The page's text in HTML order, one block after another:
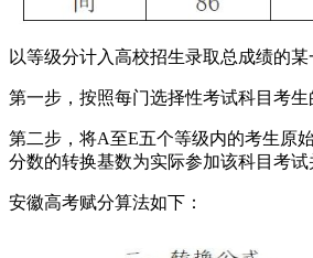
以等级分计入高校招生录取总成绩的
第一步，按照每门选择性考试科目考
第二步，将A至E五个等级内的考生原
分数的转换基数为实际参加该科目考试
安徽高考赋分算法如下：